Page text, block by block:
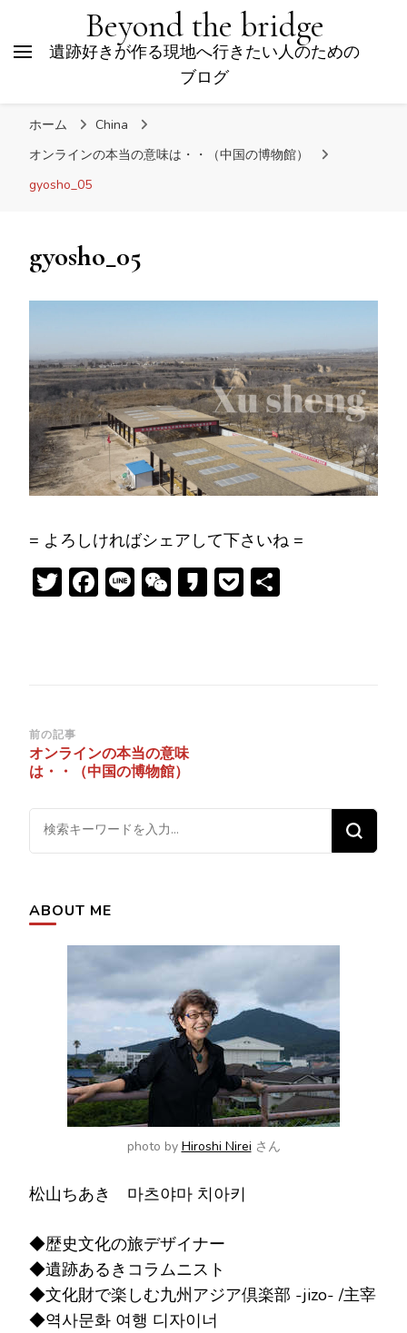
Beyond the bridge
遺跡好きが作る現地へ行きたい人のための
ブログ
ホーム
China
オンラインの本当の意味は・・（中国の博物館）
gyosho_05
gyosho_05
= よろしければシェアして下さいね =
Twitter
Facebook
LineWeChat
KakaoPocket
投
稿
ビ
ゲ
ョ
前の記事
オンラインの本当の意味
は・・（中国の博物館）
な
に
探
ABOUT ME
photo by Hiroshi Nirei さん
松山ちあき 마츠야마 치아키
◆歴史文化の旅デザイナー
◆遺跡あるきコラムニスト
◆文化財で楽しむ九州アジア倶楽部 -jizo- /主宰
◆역사문화 여행 디자이너